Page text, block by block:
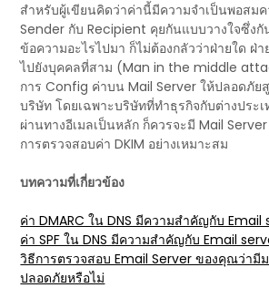
สำหรับผู้เขียนคิดว่าค่านี้มีความจำเป็นพอสม
Sender กับ Recipient คุยกันแบบวางใจซึ่งกั
ข้อความอะไรไปมา ก็ไม่ต้องกลัวว่าฝ่ายใด ฝ่
ไปยังบุคคลที่สาม (Man in the middle
การ Config ค่าบน Mail Server ให้ปลอดภัย
บริษัท โดยเฉพาะบริษัทที่ทำธุรกิจกับต่างประ
ผ่านทางอีเมลเป็นหลัก ก็ควรจะมี Mail
การตรวจสอบค่า DKIM อย่างเหมาะสม
บทความที่เกี่ยวข้อง
ค่า DMARC ใน DNS มีความสำคัญกับ Email
ค่า SPF ใน DNS มีความสำคัญกับ Email
วิธีการตรวจสอบ Email Server ของคุณว่ามี
ปลอดภัยหรือไม่